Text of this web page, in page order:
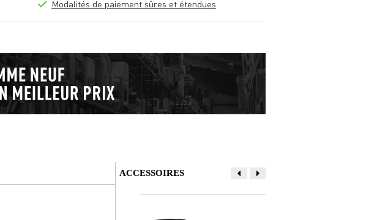
Modalités de paiement sûres et étendues
ACCESSOIRES